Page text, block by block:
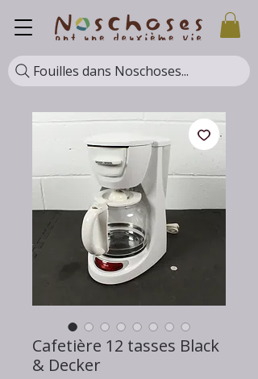
Fouilles dans Noschoses...
Cafetière 12 tasses Black
& Decker